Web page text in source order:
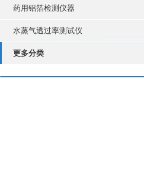
药用铝箔检测仪器
水蒸气透过率测试仪
更多分类